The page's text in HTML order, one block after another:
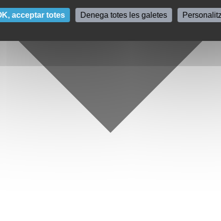
acceptar totes Denega totes les galetes